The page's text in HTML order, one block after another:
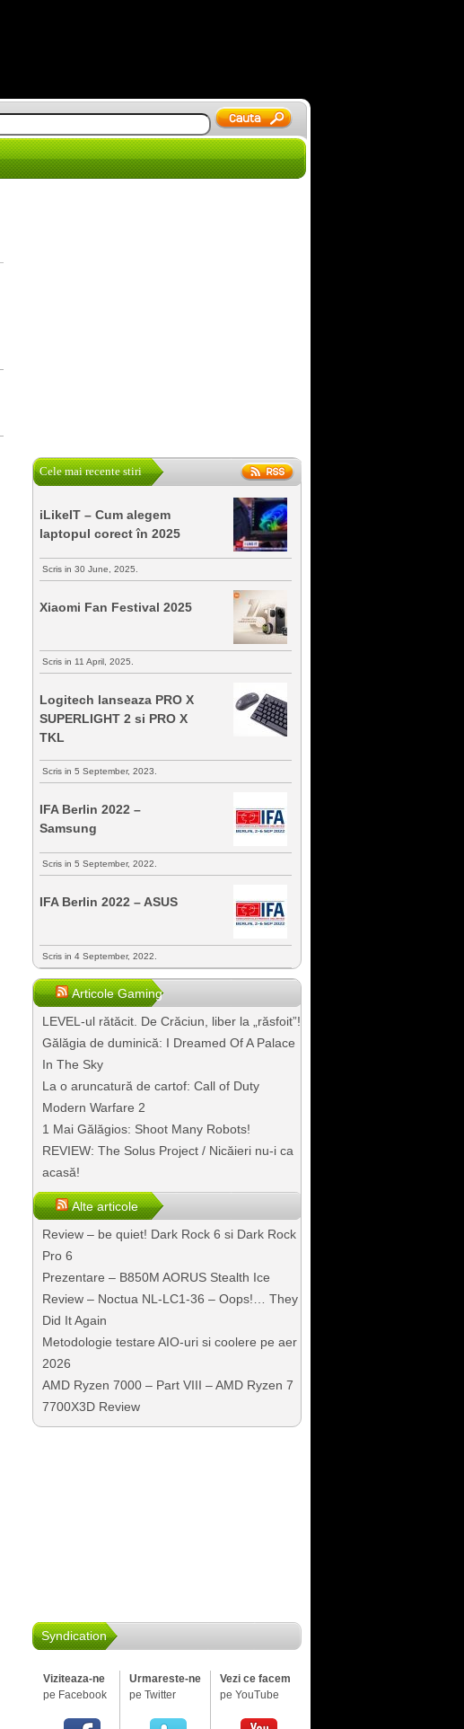
Cele mai recente stiri
iLikeIT – Cum alegem
laptopul corect în 2025
Scris in 30 June, 2025.
Xiaomi Fan Festival 2025
Scris in 11 April, 2025.
Logitech lanseaza PRO X
SUPERLIGHT 2 si PRO X
TKL
Scris in 5 September, 2023.
IFA Berlin 2022 –
Samsung
Scris in 5 September, 2022.
IFA Berlin 2022 – ASUS
Scris in 4 September, 2022.
Articole Gaming
LEVEL-ul rătăcit. De Crăciun, liber la „răsfoit”!
Gălăgia de duminică: I Dreamed Of A Palace
In The Sky
La o aruncatură de cartof: Call of Duty
Modern Warfare 2
1 Mai Gălăgios: Shoot Many Robots!
REVIEW: The Solus Project / Nicăieri nu-i ca
acasă!
Alte articole
Review – be quiet! Dark Rock 6 si Dark Rock
Pro 6
Prezentare – B850M AORUS Stealth Ice
Review – Noctua NL-LC1-36 – Oops!… They
Did It Again
Metodologie testare AIO-uri si coolere pe aer
2026
AMD Ryzen 7000 – Part VIII – AMD Ryzen 7
7700X3D Review
Syndication
Viziteaza-ne
pe Facebook
Urmareste-ne
pe Twitter
Vezi ce facem
pe YouTube